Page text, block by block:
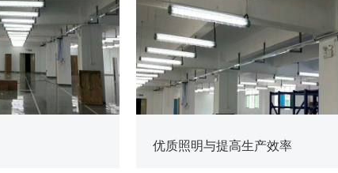
优质照明与提高生产效率